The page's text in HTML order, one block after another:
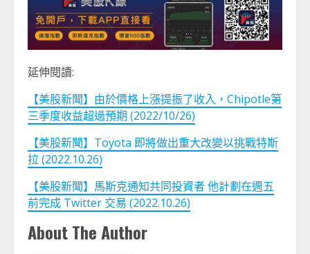
延伸閱讀:
【美股新聞】由於價格上漲提振了收入，Chipotle第
三季度收益超過預期 (2022/10/26)
【美股新聞】Toyota 即將做出重大改變以挑戰特斯
拉 (2022.10.26)
【美股新聞】馬斯克通知共同投資者 他計劃在週五
前完成 Twitter 交易 (2022.10.26)
About The Author